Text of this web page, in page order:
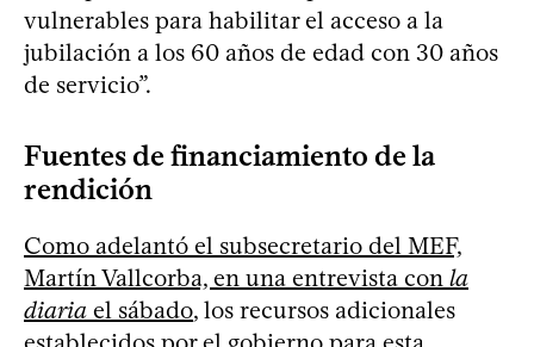
vulnerables para habilitar el acceso a la
jubilación a los 60 años de edad con 30 años
de servicio”.
Fuentes de financiamiento de la
rendición
Como adelantó el subsecretario del MEF,
Martín Vallcorba, en una entrevista con la
diaria el sábado, los recursos adicionales